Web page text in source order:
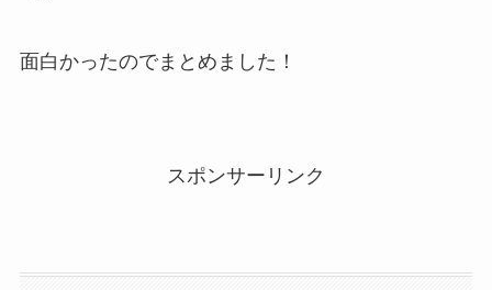
面白かったのでまとめました！
スポンサーリンク